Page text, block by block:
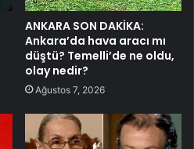
ANKARA SON DAKİKA:
Ankara’da hava aracı mı
düştü? Temelli’de ne oldu,
olay nedir?
Ağustos 7, 2026